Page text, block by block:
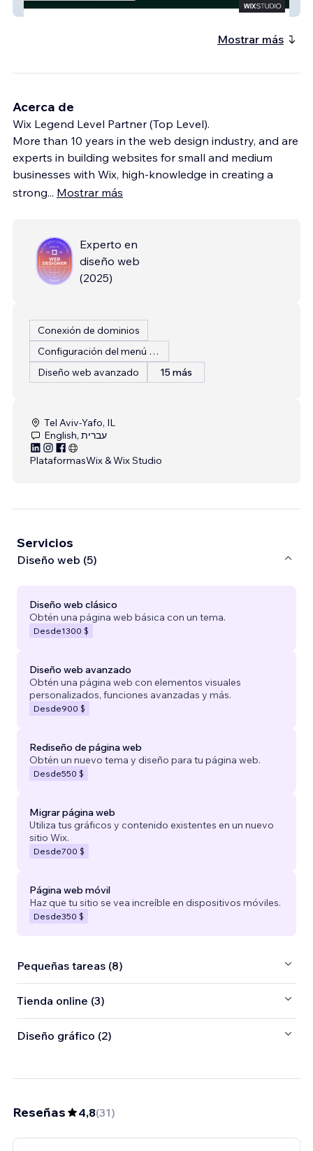
Duedealisense
Mostrar más
Acerca de
Wix Legend Level Partner (Top Level).
More than 10 years in the web design industry, and are
experts in building websites for small and medium
businesses with Wix, high-knowledge in creating a
strong... Mostrar más
Experto en
diseño web
(2025)
Conexión de dominios
Configuración del menú del restaurante
Diseño web avanzado
15 más
Tel Aviv-Yafo, IL
English, עברית
PlataformasWix & Wix Studio
Servicios
Diseño web (5)
Diseño web clásico
Obtén una página web básica con un tema.
Desde1300 $
Diseño web avanzado
Obtén una página web con elementos visuales
personalizados, funciones avanzadas y más.
Desde900 $
Rediseño de página web
Obtén un nuevo tema y diseño para tu página web.
Desde550 $
Migrar página web
Utiliza tus gráficos y contenido existentes en un nuevo
sitio Wix.
Desde700 $
Página web móvil
Haz que tu sitio se vea increíble en dispositivos móviles.
Desde350 $
Pequeñas tareas (8)
Tienda online (3)
Diseño gráfico (2)
Reseñas 4,8(31)